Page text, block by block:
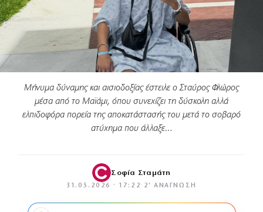
Μήνυμα δύναμης και αισιοδοξίας έστειλε ο Σταύρος Φλώρος
μέσα από το Μαϊάμι, όπου συνεχίζει τη δύσκολη αλλά
ελπιδοφόρα πορεία της αποκατάστασής του μετά το σοβαρό
ατύχημα που άλλαξε…
Σοφία Σταμάτη
31.05.2026 · 17:22 · 2′ ΑΝΆΓΝΩΣΗ